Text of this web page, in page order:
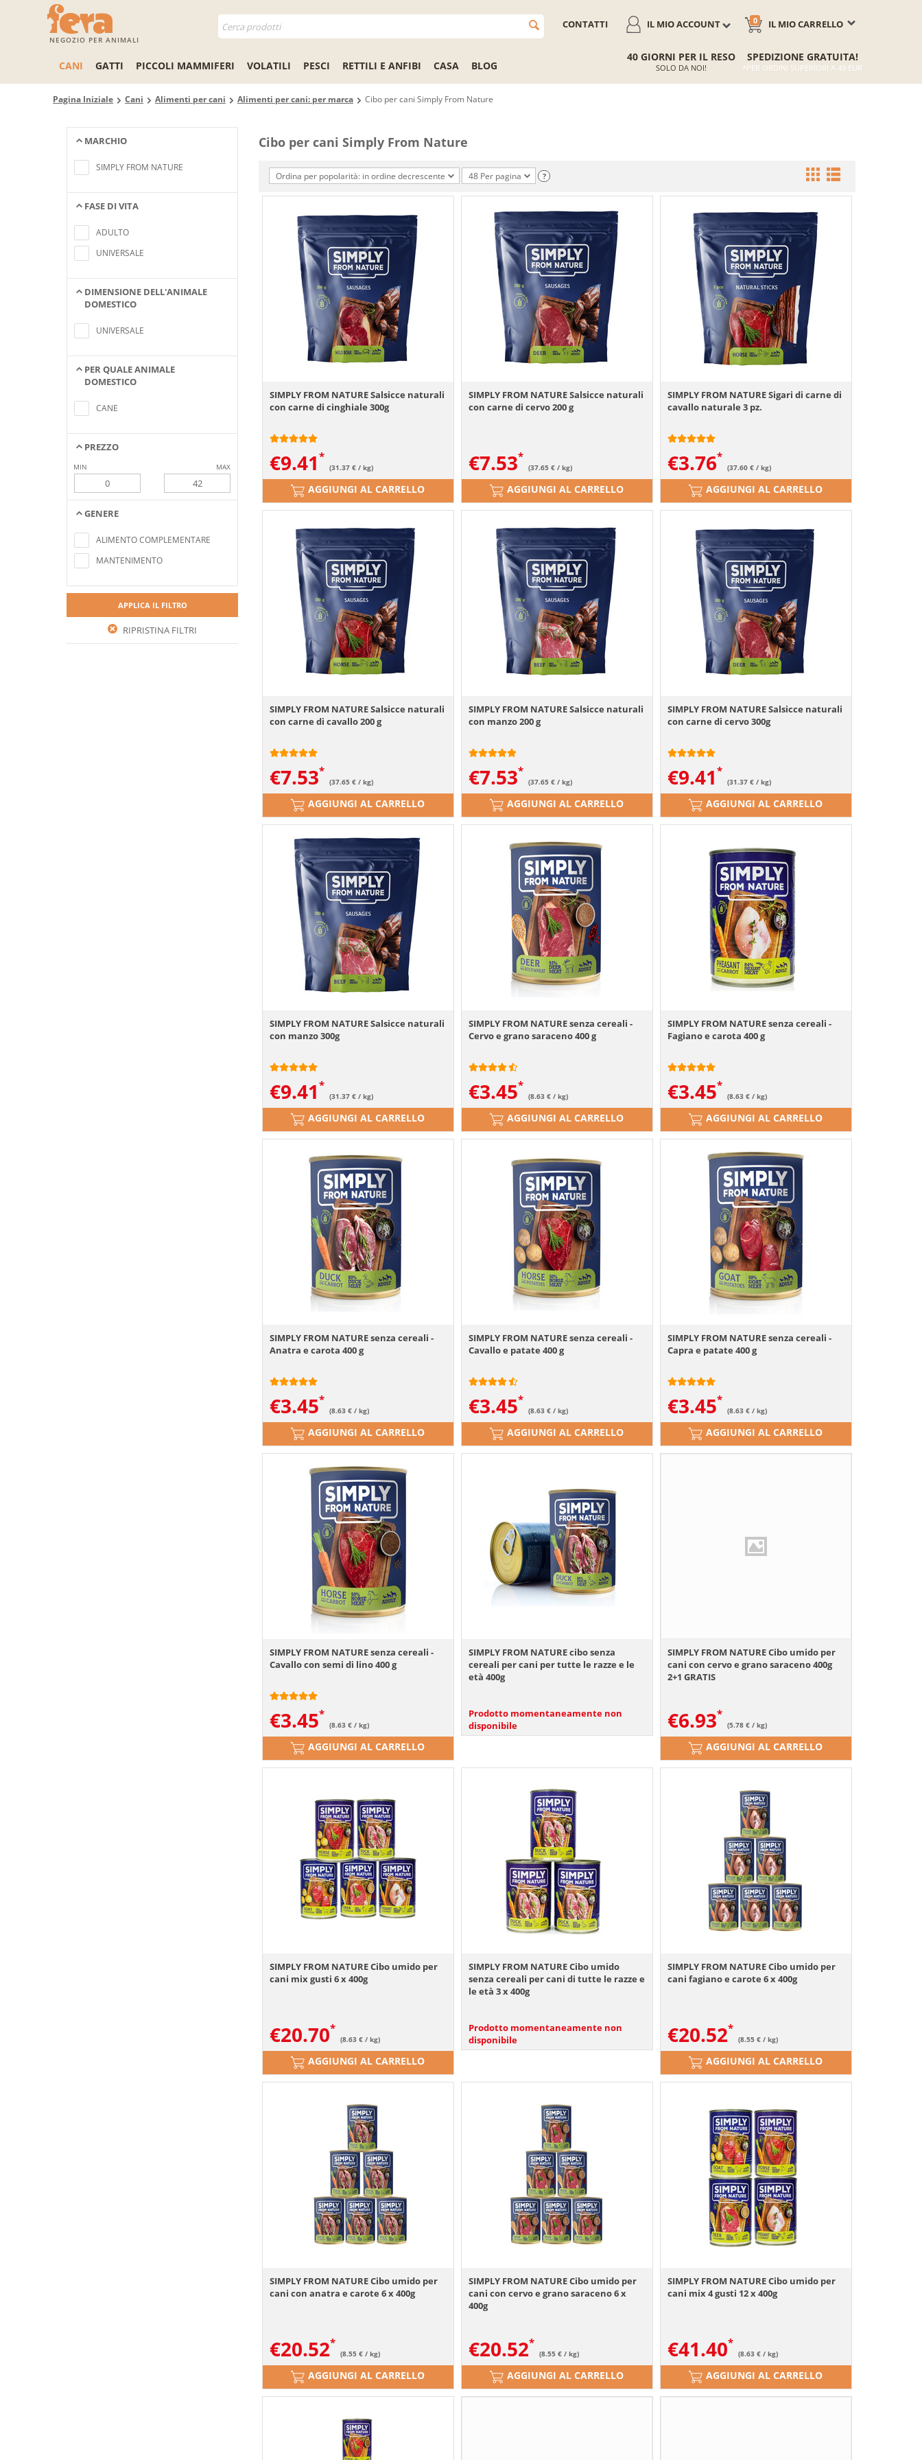
NEGOZIO PER ANIMALI
IL MIO CARRELLO
0
IL MIO ACCOUNT
CONTATTI
CANI GATTI PICCOLI MAMMIFERI VOLATILI PESCI RETTILI E ANFIBI CASA BLOG
40 GIORNI PER IL RESO
SOLO DA NOI!
SPEDIZIONE GRATUITA!
*PER ORDINI SUPERIORI A 49 EUR
Pagina Iniziale Cani Alimenti per cani Alimenti per cani: per marca Cibo per cani Simply From Nature
MARCHIO
soddisfa i criteri di ricerca
SIMPLY FROM NATURE
FASE DI VITA
soddisfa i criteri di ricerca
ADULTO
UNIVERSALE
DIMENSIONE DELL'ANIMALE
DOMESTICO
soddisfa i criteri di ricerca
UNIVERSALE
PER QUALE ANIMALE
DOMESTICO
soddisfa i criteri di ricerca
CANE
PREZZO
MIN MAX
GENERE
soddisfa i criteri di ricerca
ALIMENTO COMPLEMENTARE
MANTENIMENTO
APPLICA IL FILTRO
RIPRISTINA FILTRI
Cibo per cani Simply From Nature
Ordina per popolarità: in ordine decrescente 48 Per pagina ?
SIMPLY FROM NATURE Salsicce naturali
con carne di cinghiale 300g
€9.41 (31.37 € / kg)
AGGIUNGI AL CARRELLO
SIMPLY FROM NATURE Salsicce naturali
con carne di cervo 200 g
€7.53 (37.65 € / kg)
AGGIUNGI AL CARRELLO
SIMPLY FROM NATURE Sigari di carne di
cavallo naturale 3 pz.
€3.76 (37.60 € / kg)
AGGIUNGI AL CARRELLO
SIMPLY FROM NATURE Salsicce naturali
con carne di cavallo 200 g
€7.53 (37.65 € / kg)
AGGIUNGI AL CARRELLO
SIMPLY FROM NATURE Salsicce naturali
con manzo 200 g
€7.53 (37.65 € / kg)
AGGIUNGI AL CARRELLO
SIMPLY FROM NATURE Salsicce naturali
con carne di cervo 300g
€9.41 (31.37 € / kg)
AGGIUNGI AL CARRELLO
SIMPLY FROM NATURE Salsicce naturali
con manzo 300g
€9.41 (31.37 € / kg)
AGGIUNGI AL CARRELLO
SIMPLY FROM NATURE senza cereali -
Cervo e grano saraceno 400 g
€3.45 (8.63 € / kg)
AGGIUNGI AL CARRELLO
SIMPLY FROM NATURE senza cereali -
Fagiano e carota 400 g
€3.45 (8.63 € / kg)
AGGIUNGI AL CARRELLO
SIMPLY FROM NATURE senza cereali -
Anatra e carota 400 g
€3.45 (8.63 € / kg)
AGGIUNGI AL CARRELLO
SIMPLY FROM NATURE senza cereali -
Cavallo e patate 400 g
€3.45 (8.63 € / kg)
AGGIUNGI AL CARRELLO
SIMPLY FROM NATURE senza cereali -
Capra e patate 400 g
€3.45 (8.63 € / kg)
AGGIUNGI AL CARRELLO
SIMPLY FROM NATURE senza cereali -
Cavallo con semi di lino 400 g
€3.45 (8.63 € / kg)
AGGIUNGI AL CARRELLO
SIMPLY FROM NATURE cibo senza
cereali per cani per tutte le razze e le
età 400g
Prodotto momentaneamente non
disponibile
SIMPLY FROM NATURE Cibo umido per
cani con cervo e grano saraceno 400g
2+1 GRATIS
€6.93 (5.78 € / kg)
AGGIUNGI AL CARRELLO
SIMPLY FROM NATURE Cibo umido per
cani mix gusti 6 x 400g
€20.70 (8.63 € / kg)
AGGIUNGI AL CARRELLO
SIMPLY FROM NATURE Cibo umido
senza cereali per cani di tutte le razze e
le età 3 x 400g
Prodotto momentaneamente non
disponibile
SIMPLY FROM NATURE Cibo umido per
cani fagiano e carote 6 x 400g
€20.52 (8.55 € / kg)
AGGIUNGI AL CARRELLO
SIMPLY FROM NATURE Cibo umido per
cani con anatra e carote 6 x 400g
€20.52 (8.55 € / kg)
AGGIUNGI AL CARRELLO
SIMPLY FROM NATURE Cibo umido per
cani con cervo e grano saraceno 6 x
400g
€20.52 (8.55 € / kg)
AGGIUNGI AL CARRELLO
SIMPLY FROM NATURE Cibo umido per
cani mix 4 gusti 12 x 400g
€41.40 (8.63 € / kg)
AGGIUNGI AL CARRELLO